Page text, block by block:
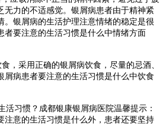
无力的不适感觉。银屑病患者由于精神紧
。银屑病的生活护理注意情绪的稳定是很
者要注意的生活习惯是什么中情绪方面
，采用正确的银屑病饮食，尽量的忌酒、
屑病患者要注意的生活习惯是什么中饮食
习惯？成都银康银屑病医院温馨提示：
注意的生活习惯是什么外，患者还要坚持